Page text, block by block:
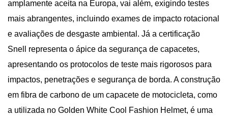
amplamente aceita na Europa, vai além, exigindo testes
mais abrangentes, incluindo exames de impacto rotacional
e avaliações de desgaste ambiental. Já a certificação
Snell representa o ápice da segurança de capacetes,
apresentando os protocolos de teste mais rigorosos para
impactos, penetrações e segurança de borda. A construção
em fibra de carbono de um capacete de motocicleta, como
a utilizada no Golden White Cool Fashion Helmet, é uma